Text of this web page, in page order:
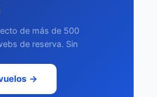
de más de 500
de reserva. Sin
→